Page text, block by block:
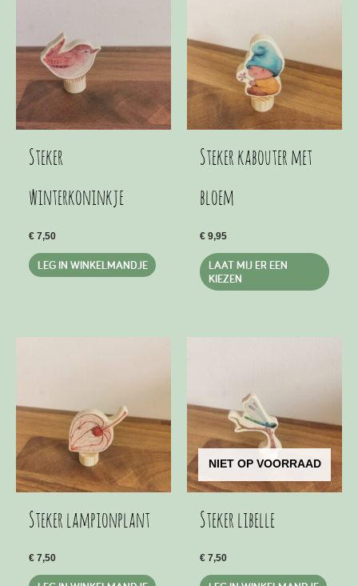
Steker
winterkoninkje
€ 7,50
LEG IN WINKELMANDJE
Steker kabouter met
bloem
€ 9,95
LAAT MIJ ER EEN
KIEZEN
Steker lampionplant
€ 7,50
NIET OP VOORRAAD
Steker libelle
€ 7,50